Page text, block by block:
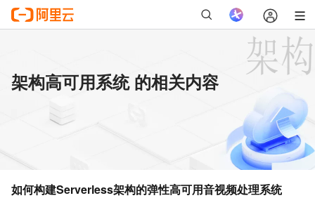
架构高可用系统 的相关内容
如何构建Serverless架构的弹性高可用音视频处理系统